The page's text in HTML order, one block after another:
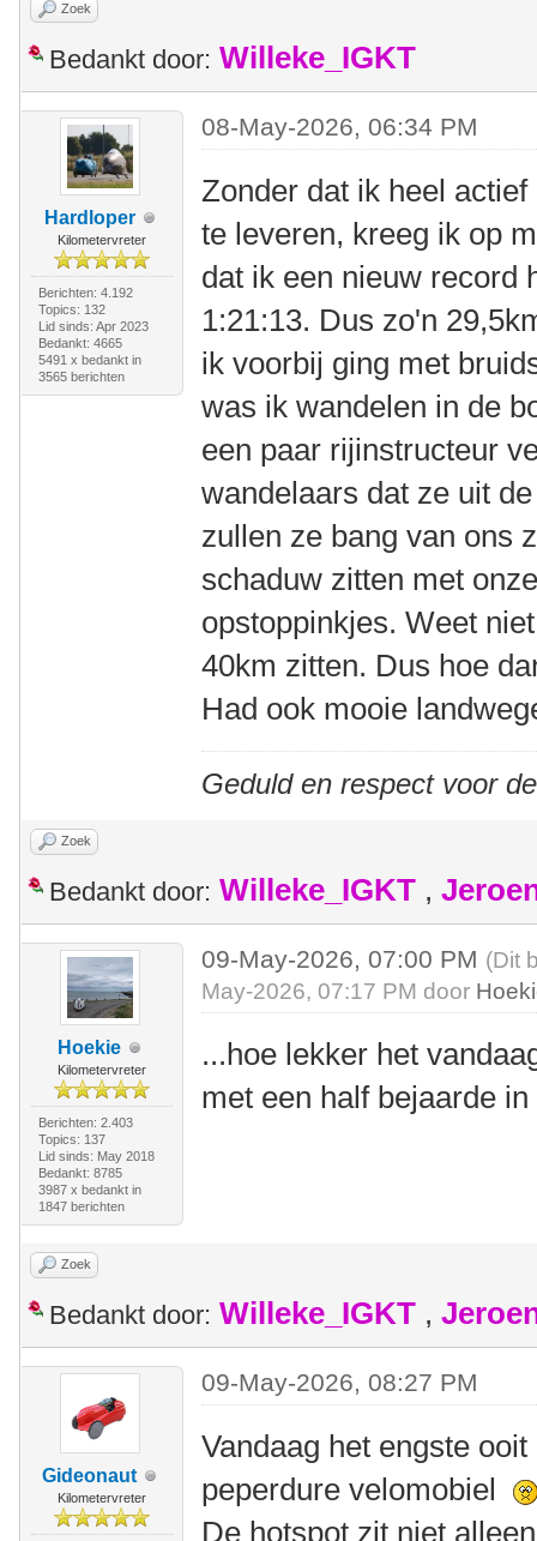
Zoek
Bedankt door: Willeke_IGKT
Hardloper
Kilometervreter
Berichten: 4.192
Topics: 132
Lid sinds: Apr 2023
Bedankt: 4665
5491 x bedankt in
3565 berichten
08-May-2026, 06:34 PM
Zonder dat ik heel
te leveren, kreeg ik op
dat ik een nieuw record
1:21:13. Dus zo'n
ik voorbij ging met
was ik wandelen in de
een paar rijinstructeur
wandelaars dat ze uit
zullen ze bang van ons
schaduw zitten met
opstoppinkjes. Weet
40km zitten. Dus hoe
Had ook mooie
Geduld en respect voor
Zoek
Bedankt door: Willeke_IGKT ,
Hoekie
Kilometervreter
Berichten: 2.403
Topics: 137
Lid sinds: May 2018
Bedankt: 8785
3987 x bedankt in
1847 berichten
09-May-2026, 07:00 PM (Dit
May-2026, 07:17 PM door
...hoe lekker het
met een half bejaarde
Zoek
Bedankt door: Willeke_IGKT ,
Gideonaut
Kilometervreter
09-May-2026, 08:27 PM
Vandaag het engste
peperdure velomobiel
De hotspot zit niet